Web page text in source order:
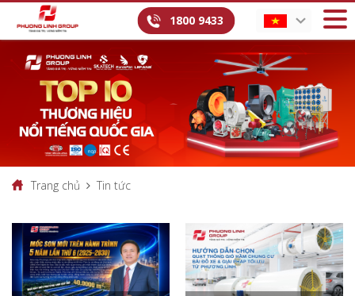
1800 9433
Trang chủ Tin tức